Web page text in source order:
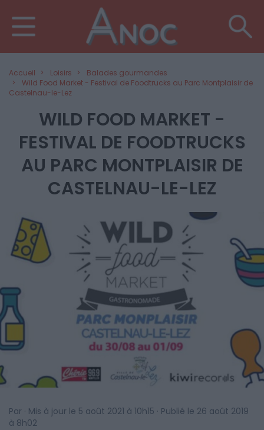
Accueil Loisirs
Balades gourmandes
Wild Food Market - Festival de Foodtrucks au Parc Montplaisir de
Castelnau-le-Lez
WILD FOOD MARKET -
FESTIVAL DE FOODTRUCKS
AU PARC MONTPLAISIR DE
CASTELNAU-LE-LEZ
Par · Mis à jour le 5 août 2021 à 10h15 · Publié le 26 août 2019
à 8h02